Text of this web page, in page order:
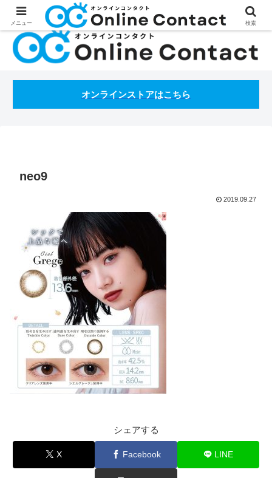
処方箋不要のコンタクトレンズ通販オンラインコンタクトBLOG
オンラインストアはこちら
neo9
2019.09.27
シェアする
X Facebook LINE
メニュー 検索